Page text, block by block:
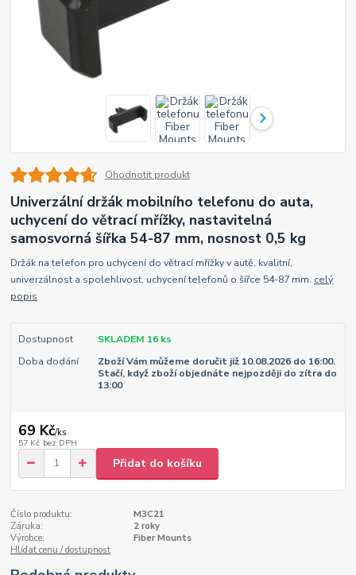
Ohodnotit produkt
Univerzální držák mobilního telefonu do auta,
uchycení do větrací mřížky, nastavitelná
samosvorná šířka 54-87 mm, nosnost 0,5 kg
Držák na telefon pro uchycení do větrací mřížky v autě, kvalitní,
univerzálnost a spolehlivost, uchycení telefonů o šířce 54-87 mm. celý
popis
Dostupnost
SKLADEM 16 ks
Doba dodání
Zboží Vám můžeme doručit již 10.08.2026 do 16:00.
Stačí, když zboží objednáte nejpozději do zítra do
13:00
69 Kč/ks
57 Kč bez DPH
Přidat do košíku
Číslo produktu:
M3C21
Záruka:
2 roky
Výrobce:
Fiber Mounts
Hlídat cenu / dostupnost